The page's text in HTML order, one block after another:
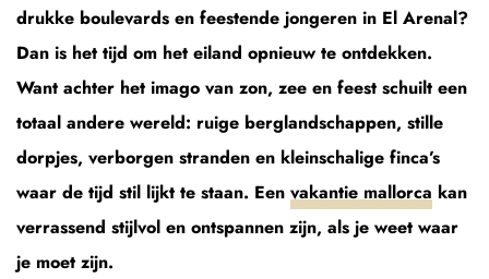
drukke boulevards en feestende jongeren in El Arenal?
Dan is het tijd om het eiland opnieuw te ontdekken.
Want achter het imago van zon, zee en feest schuilt een
totaal andere wereld: ruige berglandschappen, stille
dorpjes, verborgen stranden en kleinschalige finca’s
waar de tijd stil lijkt te staan. Een vakantie mallorca kan
verrassend stijlvol en ontspannen zijn, als je weet waar
je moet zijn.